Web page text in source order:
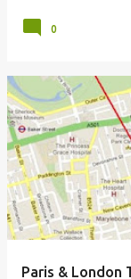
0
Paris & London